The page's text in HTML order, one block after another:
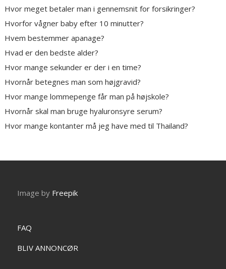
Hvor meget betaler man i gennemsnit for forsikringer?
Hvorfor vågner baby efter 10 minutter?
Hvem bestemmer apanage?
Hvad er den bedste alder?
Hvor mange sekunder er der i en time?
Hvornår betegnes man som højgravid?
Hvor mange lommepenge får man på højskole?
Hvornår skal man bruge hyaluronsyre serum?
Hvor mange kontanter må jeg have med til Thailand?
Image by Freepik
FAQ
BLIV ANNONCØR